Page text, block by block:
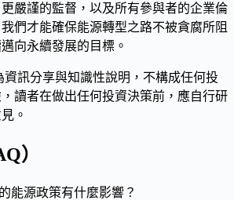
嚴謹的監督，以及所有參與者的企業倫
們才能確保能源轉型之路不被貪腐所阻
向永續發展的目標。
資訊分享與知識性說明，不構成任何投
讀者在做出任何投資決策前，應自行研
。
）
能源政策有什麼影響？